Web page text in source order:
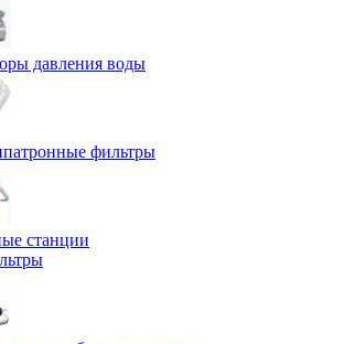
давления воды
фильтры
станции